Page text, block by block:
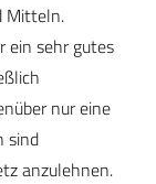
Mitteln.
ein sehr gutes
nur eine
sind
anzulehnen.